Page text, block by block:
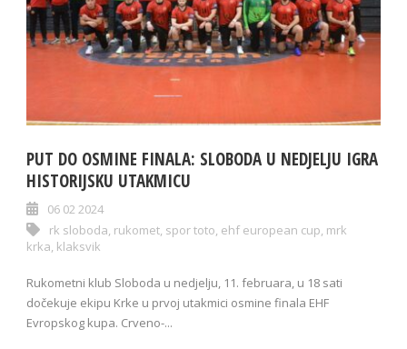
PUT DO OSMINE FINALA: SLOBODA U NEDJELJU IGRA
HISTORIJSKU UTAKMICU
06 02 2024
rk sloboda, rukomet, spor toto, ehf european cup, mrk
krka, klaksvik
Rukometni klub Sloboda u nedjelju, 11. februara, u 18 sati
dočekuje ekipu Krke u prvoj utakmici osmine finala EHF
Evropskog kupa. Crveno-...